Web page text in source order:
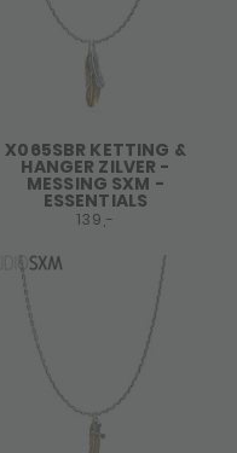
X065SBR KETTING &
HANGER ZILVER -
MESSING SXM -
ESSENTIALS
139,-